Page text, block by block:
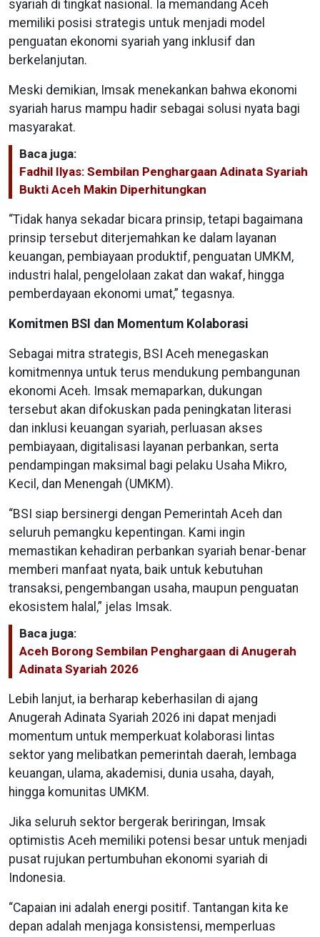
syariah di tingkat nasional. Ia memandang Aceh
memiliki posisi strategis untuk menjadi model
penguatan ekonomi syariah yang inklusif dan
berkelanjutan.
Meski demikian, Imsak menekankan bahwa ekonomi
syariah harus mampu hadir sebagai solusi nyata bagi
masyarakat.
Baca juga:
Fadhil Ilyas: Sembilan Penghargaan Adinata Syariah
Bukti Aceh Makin Diperhitungkan
“Tidak hanya sekadar bicara prinsip, tetapi bagaimana
prinsip tersebut diterjemahkan ke dalam layanan
keuangan, pembiayaan produktif, penguatan UMKM,
industri halal, pengelolaan zakat dan wakaf, hingga
pemberdayaan ekonomi umat,” tegasnya.
Komitmen BSI dan Momentum Kolaborasi
Sebagai mitra strategis, BSI Aceh menegaskan
komitmennya untuk terus mendukung pembangunan
ekonomi Aceh. Imsak memaparkan, dukungan
tersebut akan difokuskan pada peningkatan literasi
dan inklusi keuangan syariah, perluasan akses
pembiayaan, digitalisasi layanan perbankan, serta
pendampingan maksimal bagi pelaku Usaha Mikro,
Kecil, dan Menengah (UMKM).
“BSI siap bersinergi dengan Pemerintah Aceh dan
seluruh pemangku kepentingan. Kami ingin
memastikan kehadiran perbankan syariah benar-benar
memberi manfaat nyata, baik untuk kebutuhan
transaksi, pengembangan usaha, maupun penguatan
ekosistem halal,” jelas Imsak.
Baca juga:
Aceh Borong Sembilan Penghargaan di Anugerah
Adinata Syariah 2026
Lebih lanjut, ia berharap keberhasilan di ajang
Anugerah Adinata Syariah 2026 ini dapat menjadi
momentum untuk memperkuat kolaborasi lintas
sektor yang melibatkan pemerintah daerah, lembaga
keuangan, ulama, akademisi, dunia usaha, dayah,
hingga komunitas UMKM.
Jika seluruh sektor bergerak beriringan, Imsak
optimistis Aceh memiliki potensi besar untuk menjadi
pusat rujukan pertumbuhan ekonomi syariah di
Indonesia.
“Capaian ini adalah energi positif. Tantangan kita ke
depan adalah menjaga konsistensi, memperluas